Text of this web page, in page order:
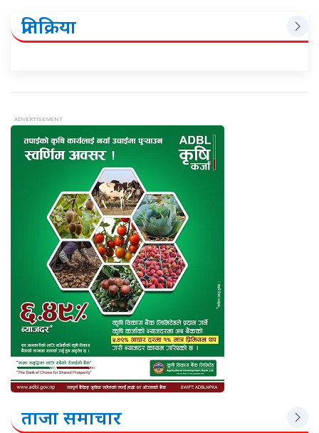
प्रतिक्रिया
ताजा समाचार